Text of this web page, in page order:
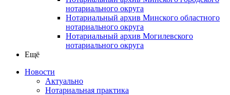
нотариального округа
Нотариальный архив Минского областного
нотариального округа
Нотариальный архив Могилевского
нотариального округа
Ещё
Новости
Актуально
Нотариальная практика